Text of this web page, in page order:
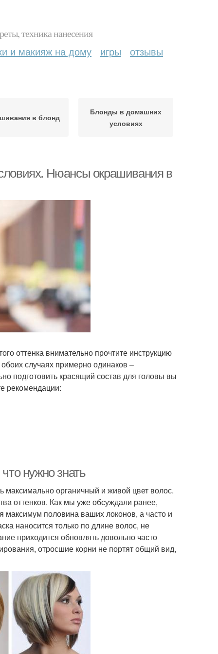
техника нанесения
и макияж на дому игры отзывы
в блонд
Блонды в домашних
условиях
Нюансы окрашивания в
оттенка внимательно прочтите инструкцию
случаях примерно одинаков –
подготовить красящий состав для головы вы
рекомендации:
нужно знать
максимально органичный и живой цвет волос.
оттенков. Как мы уже обсуждали ранее,
максимум половина ваших локонов, а часто и
наносится только по длине волос, не
приходится обновлять довольно часто
отросшие корни не портят общий вид,